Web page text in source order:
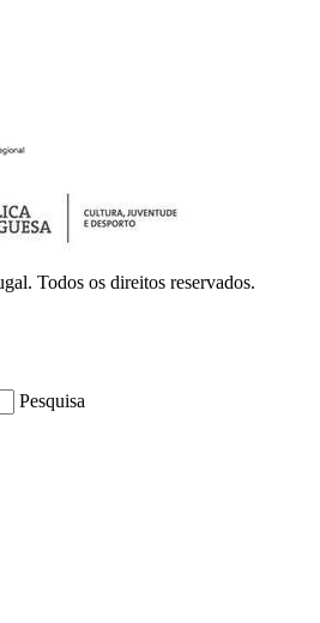
Todos os direitos reservados.
Pesquisa